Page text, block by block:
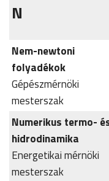
N
Nem-newtoni
folyadékok
Gépészmérnöki
mesterszak
Numerikus termo-
hidrodinamika
Energetikai mérnöki
mesterszak